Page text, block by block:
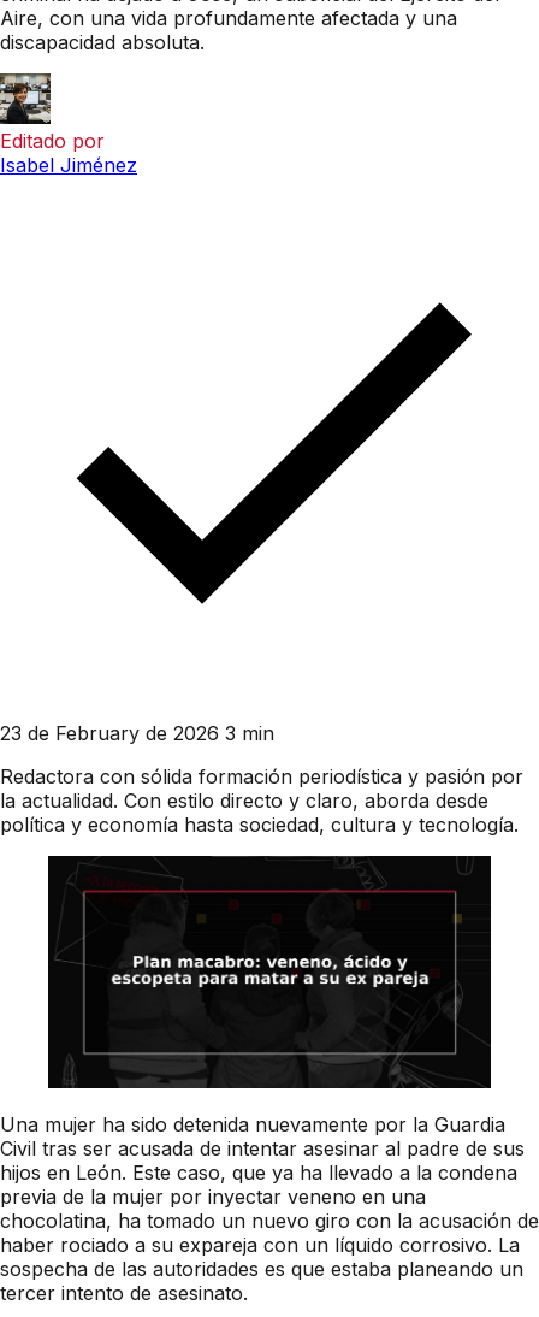
Aire, con una vida profundamente afectada y una
discapacidad absoluta.
Editado por
Isabel Jiménez
23 de February de 2026 3 min
Redactora con sólida formación periodística y pasión por
la actualidad. Con estilo directo y claro, aborda desde
política y economía hasta sociedad, cultura y tecnología.
Una mujer ha sido detenida nuevamente por la Guardia
Civil tras ser acusada de intentar asesinar al padre de sus
hijos en León. Este caso, que ya ha llevado a la condena
previa de la mujer por inyectar veneno en una
chocolatina, ha tomado un nuevo giro con la acusación de
haber rociado a su expareja con un líquido corrosivo. La
sospecha de las autoridades es que estaba planeando un
tercer intento de asesinato.